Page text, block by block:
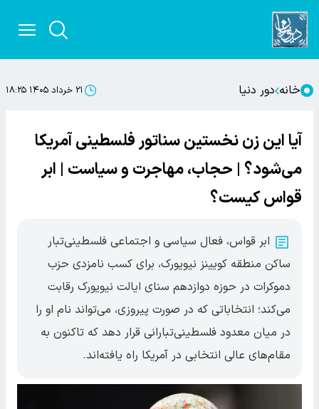
خانه دور دنیا ۲۱ خرداد ۱۴۰۵ ۱۸:۲۵
آیا این زن نخستین سناتور فلسطینی آمریکا
می‌شود؟ | حجاب، مهاجرت و سیاست | ابر
قواس کیست؟
ابر قواس، فعال سیاسی و اجتماعی فلسطینی‌تبار
ساکن منطقه کویینز نیویورک، برای کسب نامزدی حزب
دموکرات در حوزه دوازدهم سنای ایالت نیویورک رقابت
می‌کند؛ انتخاباتی که در صورت پیروزی، می‌تواند نام او را
در میان معدود فلسطینی‌تبارانی قرار دهد که تاکنون به
مقام‌های عالی انتخابی در آمریکا راه یافته‌اند.